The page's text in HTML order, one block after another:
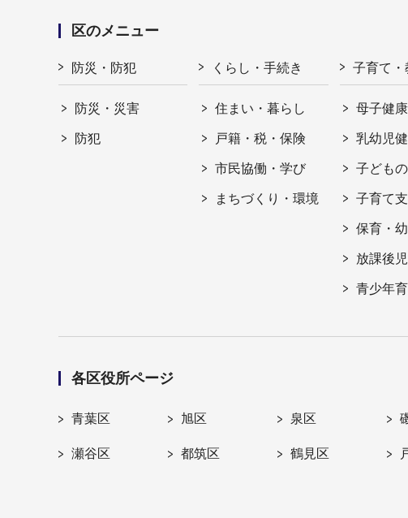
区のメニュー
防災・防犯
防災・災害
防犯
くらし・手続き
住まい・暮らし
戸籍・税・保険
市民協働・学び
まちづくり・環境
子育て・
母子健
乳幼児
子ども
子育て
保育・
放課後
青少年
各区役所ページ
青葉区 旭区 泉区
瀬谷区 都筑区 鶴見区